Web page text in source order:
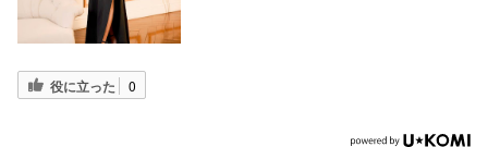
役に立った 0